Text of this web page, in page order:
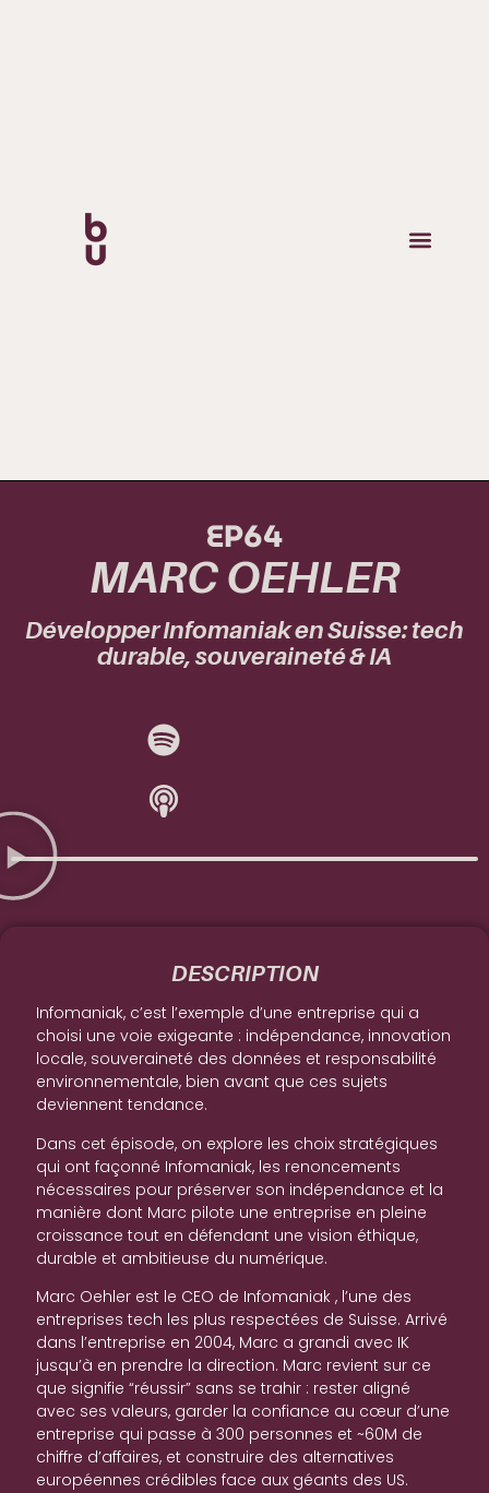
EP64
MARC OEHLER
Développer Infomaniak en Suisse: tech
durable, souveraineté & IA
DESCRIPTION
Infomaniak, c’est l’exemple d’une entreprise qui a
choisi une voie exigeante : indépendance, innovation
locale, souveraineté des données et responsabilité
environnementale, bien avant que ces sujets
deviennent tendance.
Dans cet épisode, on explore les choix stratégiques
qui ont façonné Infomaniak, les renoncements
nécessaires pour préserver son indépendance et la
manière dont Marc pilote une entreprise en pleine
croissance tout en défendant une vision éthique,
durable et ambitieuse du numérique.
Marc Oehler est le CEO de Infomaniak , l’une des
entreprises tech les plus respectées de Suisse. Arrivé
dans l’entreprise en 2004, Marc a grandi avec IK
jusqu’à en prendre la direction. Marc revient sur ce
que signifie “réussir” sans se trahir : rester aligné
avec ses valeurs, garder la confiance au cœur d’une
entreprise qui passe à 300 personnes et ~60M de
chiffre d’affaires, et construire des alternatives
européennes crédibles face aux géants des US.